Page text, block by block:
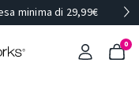
minima di 29,99€
0